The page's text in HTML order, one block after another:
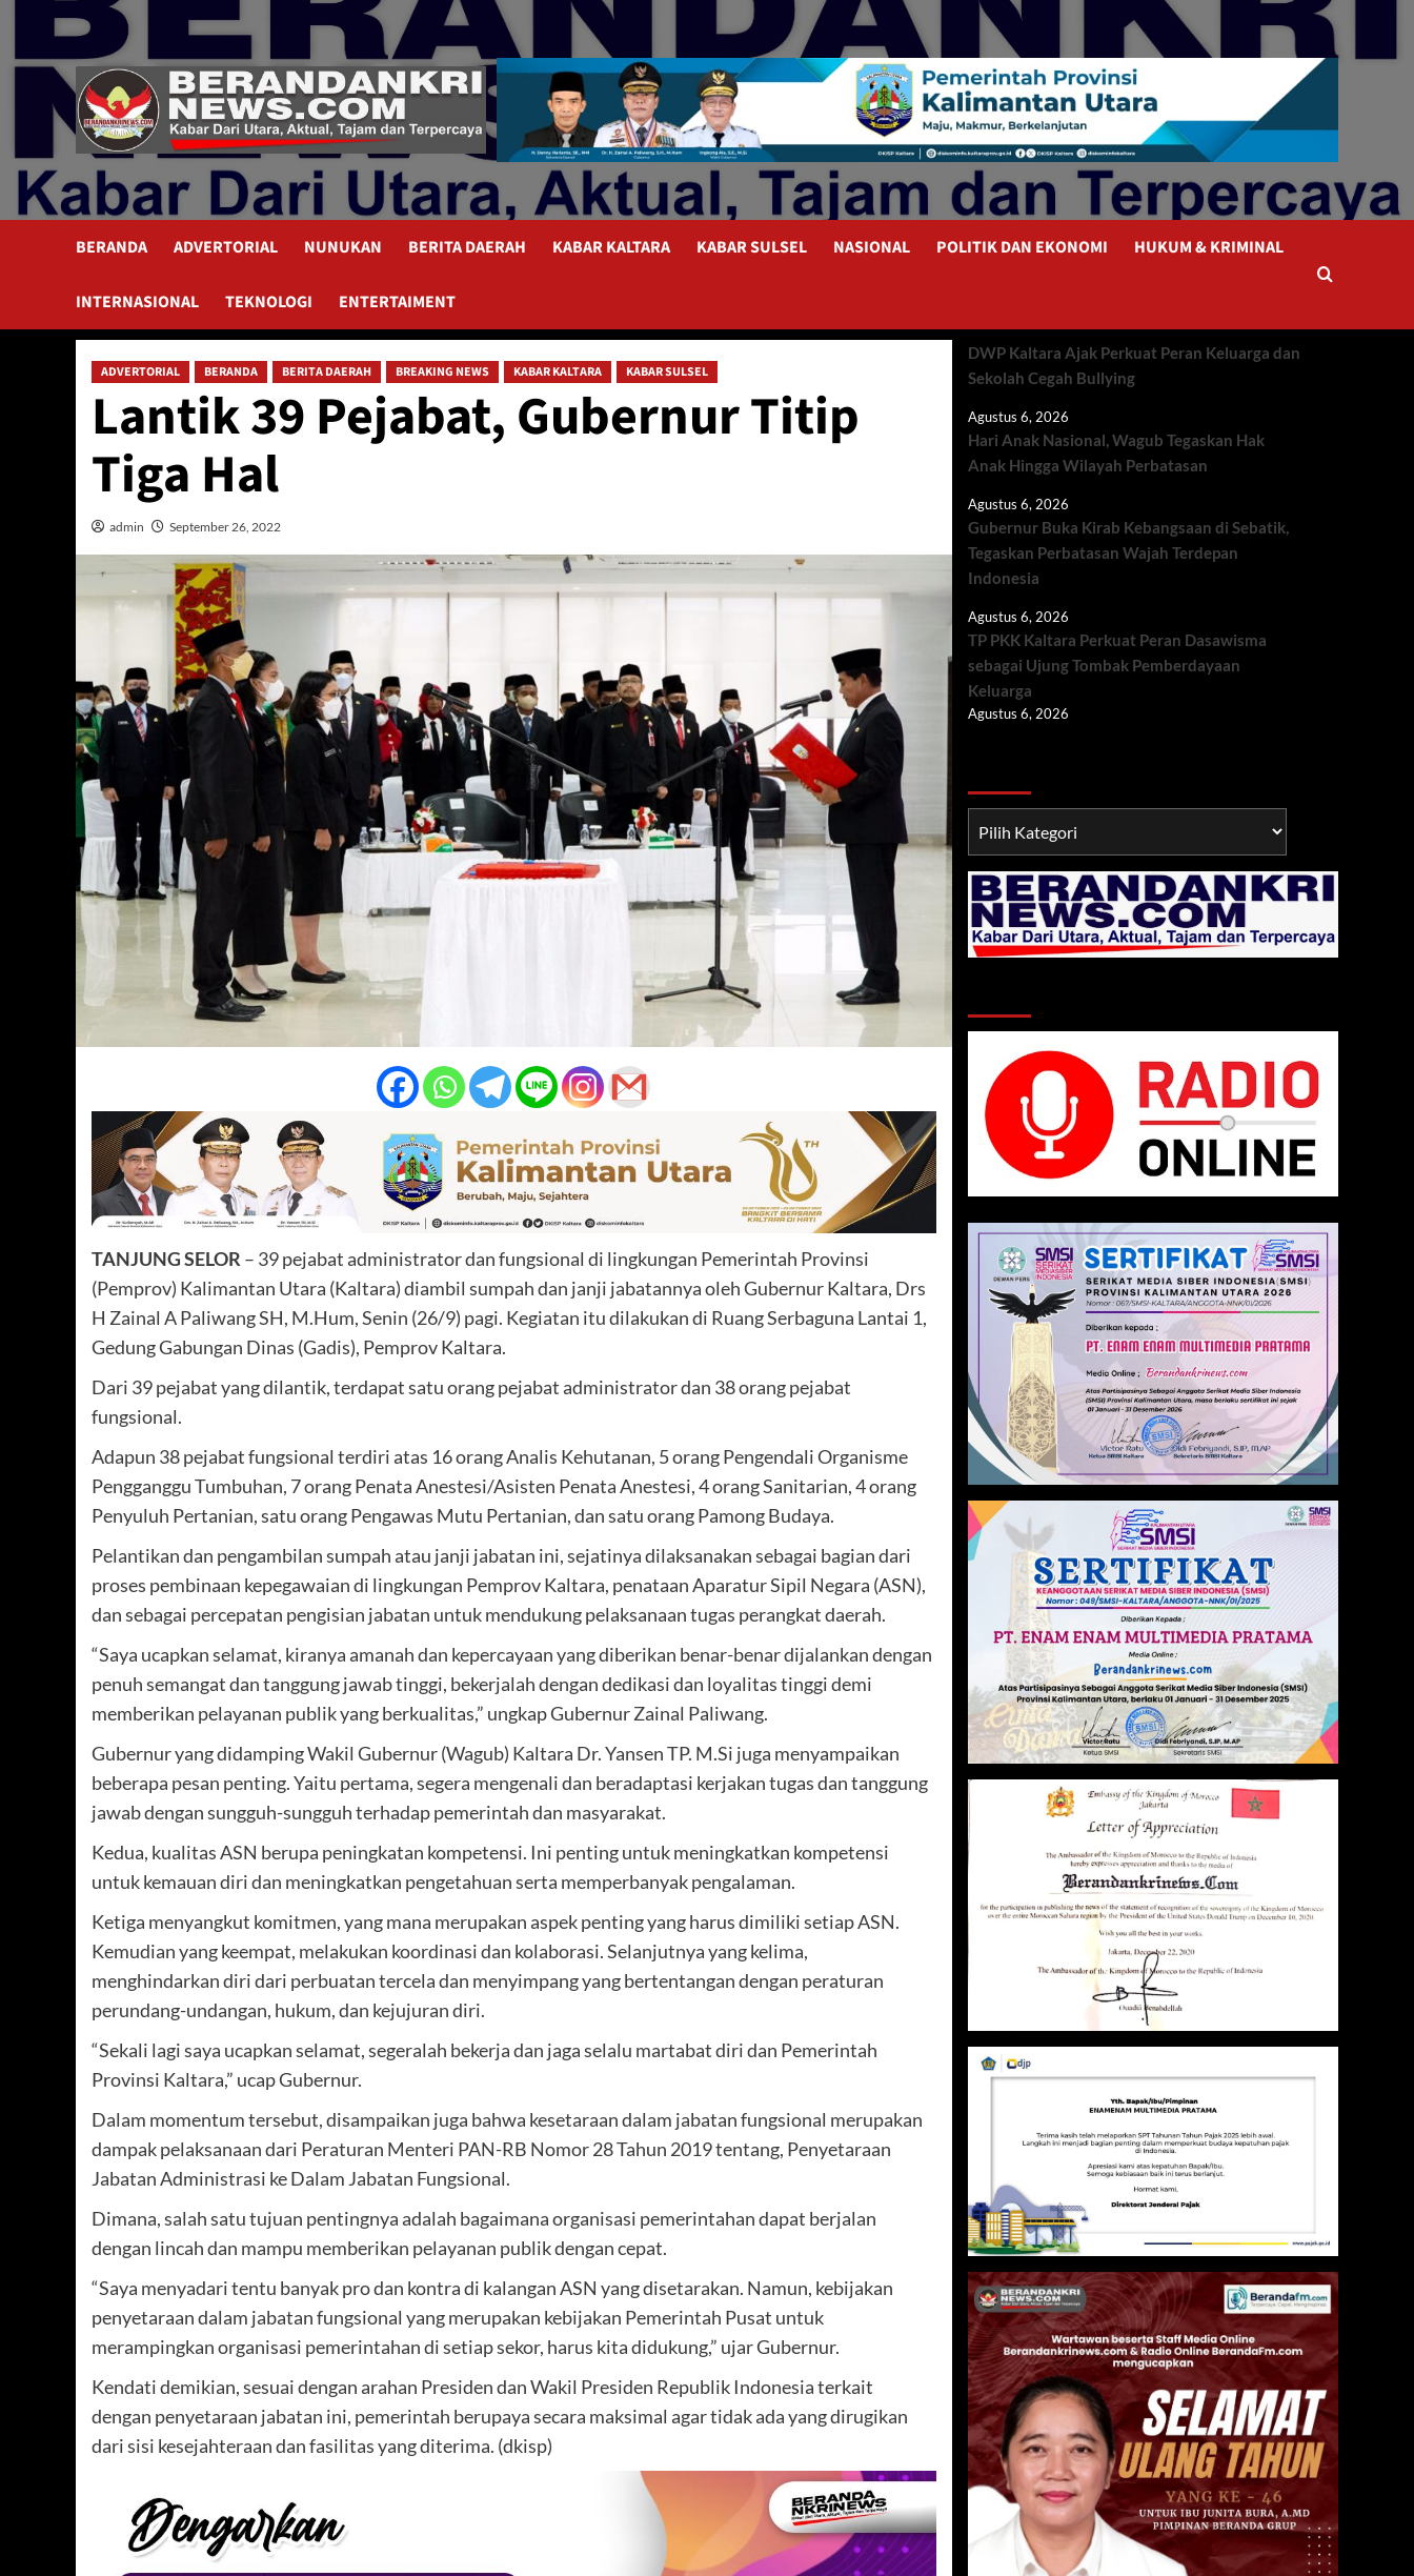
content
BERANDA ADVERTORIAL NUNUKAN BERITA DAERAH KABAR KALTARA KABAR SULSEL NASIONAL POLITIK DAN EKONOMI HUKUM & KRIMINAL
INTERNASIONAL TEKNOLOGI ENTERTAIMENT
ADVERTORIAL BERANDA BERITA DAERAH BREAKING NEWS KABAR KALTARA KABAR SULSEL
Lantik 39 Pejabat, Gubernur Titip
Tiga Hal
admin September 26, 2022
TANJUNG SELOR – 39 pejabat administrator dan fungsional di lingkungan Pemerintah Provinsi
(Pemprov) Kalimantan Utara (Kaltara) diambil sumpah dan janji jabatannya oleh Gubernur Kaltara, Drs
H Zainal A Paliwang SH, M.Hum, Senin (26/9) pagi. Kegiatan itu dilakukan di Ruang Serbaguna Lantai 1,
Gedung Gabungan Dinas (Gadis), Pemprov Kaltara.
Dari 39 pejabat yang dilantik, terdapat satu orang pejabat administrator dan 38 orang pejabat
fungsional.
Adapun 38 pejabat fungsional terdiri atas 16 orang Analis Kehutanan, 5 orang Pengendali Organisme
Pengganggu Tumbuhan, 7 orang Penata Anestesi/Asisten Penata Anestesi, 4 orang Sanitarian, 4 orang
Penyuluh Pertanian, satu orang Pengawas Mutu Pertanian, dan satu orang Pamong Budaya.
Pelantikan dan pengambilan sumpah atau janji jabatan ini, sejatinya dilaksanakan sebagai bagian dari
proses pembinaan kepegawaian di lingkungan Pemprov Kaltara, penataan Aparatur Sipil Negara (ASN),
dan sebagai percepatan pengisian jabatan untuk mendukung pelaksanaan tugas perangkat daerah.
“Saya ucapkan selamat, kiranya amanah dan kepercayaan yang diberikan benar-benar dijalankan dengan
penuh semangat dan tanggung jawab tinggi, bekerjalah dengan dedikasi dan loyalitas tinggi demi
memberikan pelayanan publik yang berkualitas,” ungkap Gubernur Zainal Paliwang.
Gubernur yang didamping Wakil Gubernur (Wagub) Kaltara Dr. Yansen TP. M.Si juga menyampaikan
beberapa pesan penting. Yaitu pertama, segera mengenali dan beradaptasi kerjakan tugas dan tanggung
jawab dengan sungguh-sungguh terhadap pemerintah dan masyarakat.
Kedua, kualitas ASN berupa peningkatan kompetensi. Ini penting untuk meningkatkan kompetensi
untuk kemauan diri dan meningkatkan pengetahuan serta memperbanyak pengalaman.
Ketiga menyangkut komitmen, yang mana merupakan aspek penting yang harus dimiliki setiap ASN.
Kemudian yang keempat, melakukan koordinasi dan kolaborasi. Selanjutnya yang kelima,
menghindarkan diri dari perbuatan tercela dan menyimpang yang bertentangan dengan peraturan
perundang-undangan, hukum, dan kejujuran diri.
“Sekali lagi saya ucapkan selamat, segeralah bekerja dan jaga selalu martabat diri dan Pemerintah
Provinsi Kaltara,” ucap Gubernur.
Dalam momentum tersebut, disampaikan juga bahwa kesetaraan dalam jabatan fungsional merupakan
dampak pelaksanaan dari Peraturan Menteri PAN-RB Nomor 28 Tahun 2019 tentang, Penyetaraan
Jabatan Administrasi ke Dalam Jabatan Fungsional.
Dimana, salah satu tujuan pentingnya adalah bagaimana organisasi pemerintahan dapat berjalan
dengan lincah dan mampu memberikan pelayanan publik dengan cepat.
“Saya menyadari tentu banyak pro dan kontra di kalangan ASN yang disetarakan. Namun, kebijakan
penyetaraan dalam jabatan fungsional yang merupakan kebijakan Pemerintah Pusat untuk
merampingkan organisasi pemerintahan di setiap sekor, harus kita didukung,” ujar Gubernur.
Kendati demikian, sesuai dengan arahan Presiden dan Wakil Presiden Republik Indonesia terkait
dengan penyetaraan jabatan ini, pemerintah berupaya secara maksimal agar tidak ada yang dirugikan
dari sisi kesejahteraan dan fasilitas yang diterima. (dkisp)
DWP Kaltara Ajak Perkuat Peran Keluarga dan
Sekolah Cegah Bullying
Agustus 6, 2026
Hari Anak Nasional, Wagub Tegaskan Hak
Anak Hingga Wilayah Perbatasan
Agustus 6, 2026
Gubernur Buka Kirab Kebangsaan di Sebatik,
Tegaskan Perbatasan Wajah Terdepan
Indonesia
Agustus 6, 2026
TP PKK Kaltara Perkuat Peran Dasawisma
sebagai Ujung Tombak Pemberdayaan
Keluarga
Agustus 6, 2026
TNI/POLRI